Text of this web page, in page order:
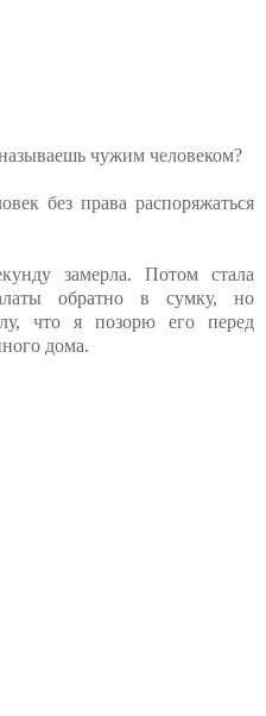
чужим человеком?
без права распоряжаться
замерла. Потом стала
обратно в сумку, но
что я позорю его перед
дома.